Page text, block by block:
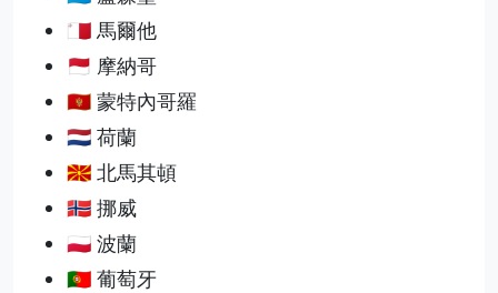
🇲🇹 馬爾他
🇲🇨 摩納哥
🇲🇪 蒙特內哥羅
🇳🇱 荷蘭
🇲🇰 北馬其頓
🇳🇴 挪威
🇵🇱 波蘭
🇵🇹 葡萄牙